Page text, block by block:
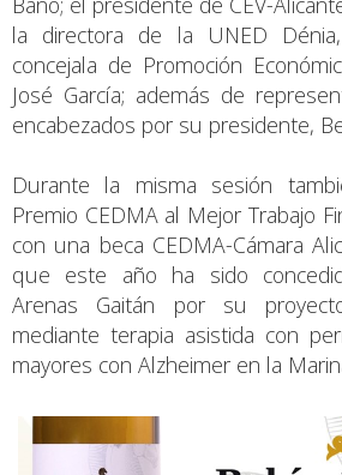
la directora de la UNED
concejala de Promoción
José García; además de
encabezados por su presidente,
Durante la misma sesión
Premio CEDMA al Mejor Trabajo
con una beca CEDMA-Cámara
que este año ha sido
Arenas Gaitán por su
mediante terapia asistida con
mayores con Alzheimer en la